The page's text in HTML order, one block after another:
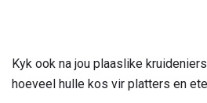
Kyk ook na jou plaaslike
hoeveel hulle kos vir platters en